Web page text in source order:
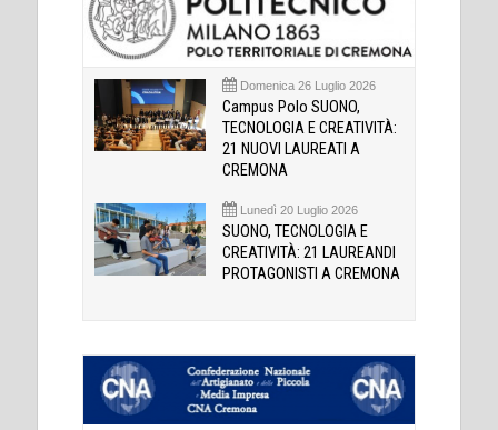
Domenica 26 Luglio 2026
Campus Polo SUONO,
TECNOLOGIA E CREATIVITÀ:
21 NUOVI LAUREATI A
CREMONA
Lunedì 20 Luglio 2026
SUONO, TECNOLOGIA E
CREATIVITÀ: 21 LAUREANDI
PROTAGONISTI A CREMONA